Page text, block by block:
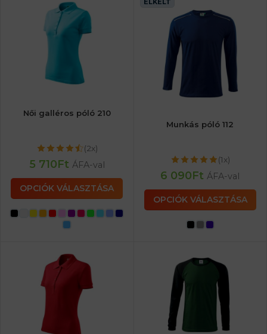
Női galléros póló 210
(2x)
5 710Ft ÁFA-val
OPCIÓK VÁLASZTÁSA
Munkás póló 112
(1x)
6 090Ft ÁFA-val
OPCIÓK VÁLASZTÁSA